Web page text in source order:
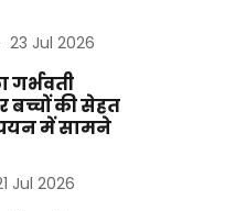
23 Jul 2026
गर्भवती
की सेहत
में सामने
Jul 2026